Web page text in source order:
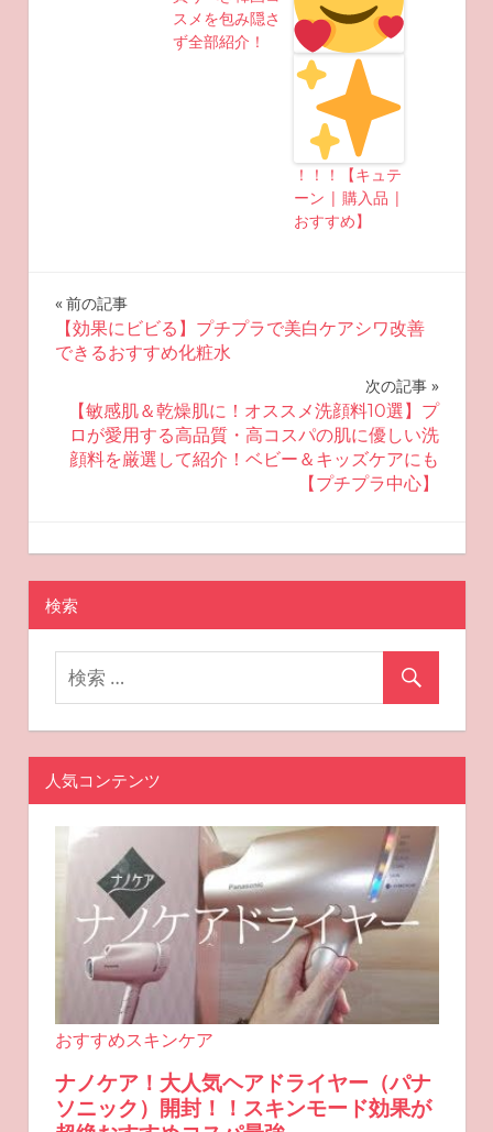
スメを包み隠さ
ず全部紹介！
！！！【キュテ
ーン | 購入品 |
おすすめ】
投
稿
ナ
ビ
ゲ
シ
ョ
ン
前の記事
【効果にビビる】プチプラで美白ケアシワ改善
できるおすすめ化粧水
次の記事
【敏感肌＆乾燥肌に！オススメ洗顔料10選】プ
ロが愛用する高品質・高コスパの肌に優しい洗
顔料を厳選して紹介！ベビー＆キッズケアにも
【プチプラ中心】
2022-09-23
miyu
おすすめスキンケア
検索
人気コンテンツ